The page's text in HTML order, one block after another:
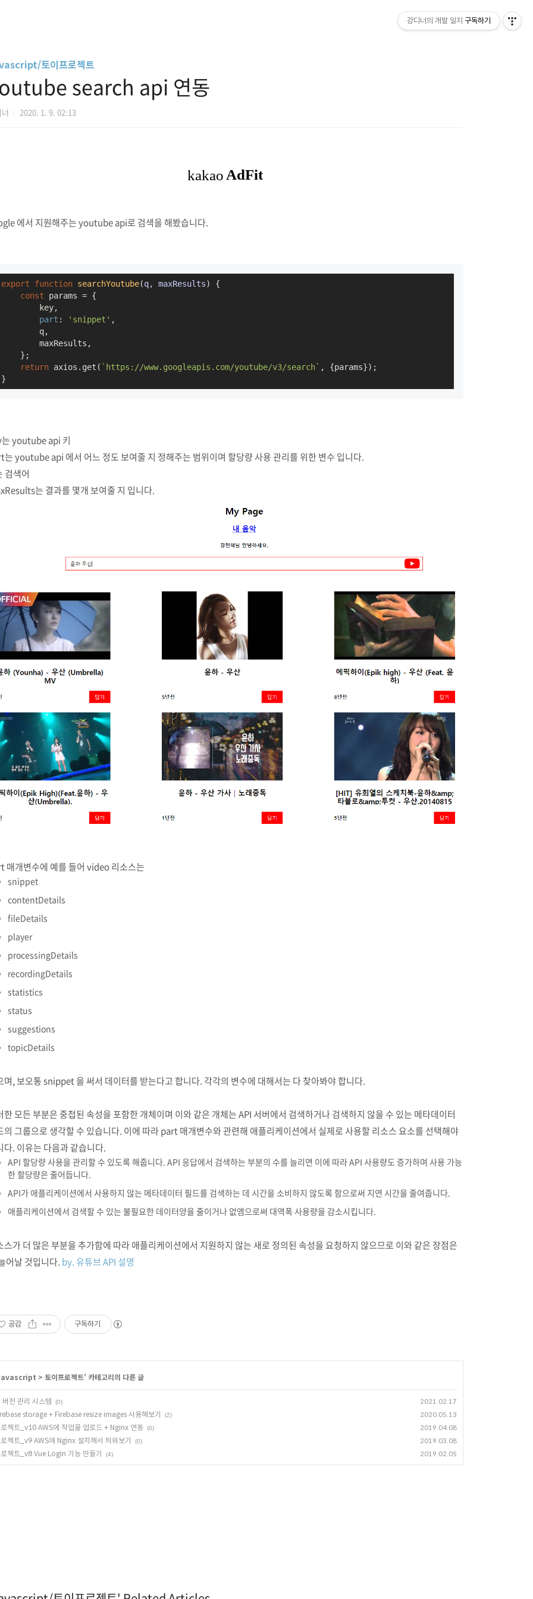
토이프로젝트
search api 연동
2020. 1. 9. 02:13
에서 지원해주는 youtube api로 검색을 해봤습니다.
export function searchYoutube(q, maxResults) {
const params = {
        key,
part : 'snippet' ,
        q,
        maxResults,
    };
return axios.get( `https://www.googleapis.com/youtube/v3/search` , {params});
}
youtube api 키
youtube api 에서 어느 정도 보여줄 지 정해주는 범위이며 할당량 사용 관리를 위한 변수 입니다.
검색어
는 결과를 몇개 보여줄 지 입니다.
매개변수에 예를 들어 video 리소스는
snippet
contentDetails
fileDetails
player
processingDetails
recordingDetails
statistics
status
suggestions
topicDetails
며, 보오통 snippet 을 써서 데이터를 받는다고 합니다. 각각의 변수에 대해서는 다 찾아봐야 합니다.
한 모든 부분은 중첩된 속성을 포함한 개체이며 이와 같은 개체는 API 서버에서 검색하거나 검색하지 않을 수 있는 메타데이터
의 그룹으로 생각할 수 있습니다. 이에 따라 part 매개변수와 관련해 애플리케이션에서 실제로 사용할 리소스 요소를 선택해야
다. 이유는 다음과 같습니다.
API 할당량 사용을 관리할 수 있도록 해줍니다. API 응답에서 검색하는 부분의 수를 늘리면 이에 따라 API 사용량도 증가하며 사용 가능
한 할당량은 줄어듭니다.
API가 애플리케이션에서 사용하지 않는 메타데이터 필드를 검색하는 데 시간을 소비하지 않도록 함으로써 지연 시간을 줄여줍니다.
애플리케이션에서 검색할 수 있는 불필요한 데이터양을 줄이거나 없앰으로써 대역폭 사용량을 감소시킵니다.
스가 더 많은 부분을 추가함에 따라 애플리케이션에서 지원하지 않는 새로 정의된 속성을 요청하지 않으므로 이와 같은 장점은
어날 것입니다. by. 유튜브 API 설명
공감 구독하기
> 토이프로젝트' 카테고리의 다른 글
버전 관리 시스템 (0) 2021.02.17
storage + Firebase resize images 사용해보기 (2) 2020.05.13
젝트_v10 AWS에 작업물 업로드 + Nginx 연동 (0) 2019.04.08
젝트_v9 AWS에 Nginx 설치해서 띄워보기 (0) 2019.03.08
젝트_v8 Vue Login 기능 만들기 (4) 2019.02.05
강디너의 개발 일지 구독하기